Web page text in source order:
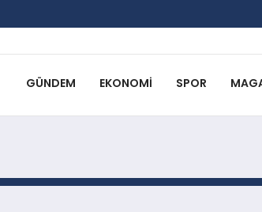
GÜNDEM EKONOMI SPOR